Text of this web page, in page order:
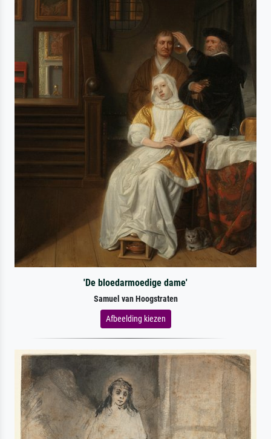
'De bloedarmoedige dame'
Samuel van Hoogstraten
Afbeelding kiezen